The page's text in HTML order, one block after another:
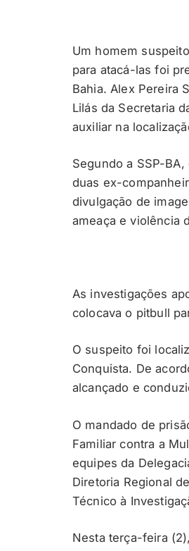
Um homem
para atacá-las foi
Bahia. Alex Pereira
Lilás da Secretaria
auxiliar na
Segundo a SSP-
duas ex-
divulgação de
ameaça e violência
As investigações
colocava o pitbull
O suspeito foi
Conquista. De
alcançado e
O mandado de
Familiar contra a
equipes da
Diretoria Regional
Técnico à
Nesta terça-feira